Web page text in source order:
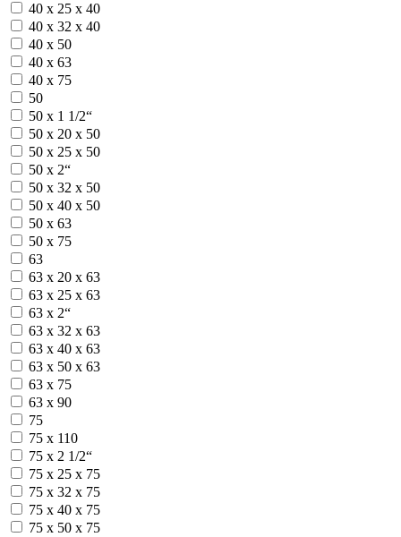
40 х 25 х 40
40 х 32 х 40
40 х 50
40 х 63
40 х 75
50
50 х 1 1/2“
50 х 20 х 50
50 х 25 х 50
50 х 2“
50 х 32 х 50
50 х 40 х 50
50 х 63
50 х 75
63
63 х 20 х 63
63 х 25 х 63
63 х 2“
63 х 32 х 63
63 х 40 х 63
63 х 50 х 63
63 х 75
63 х 90
75
75 х 110
75 х 2 1/2“
75 х 25 х 75
75 х 32 х 75
75 х 40 х 75
75 х 50 х 75